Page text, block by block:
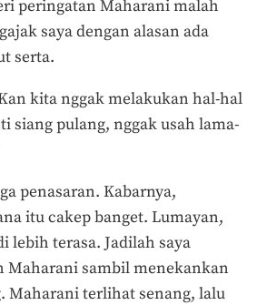
peringatan Maharani malah
saya dengan alasan ada
serta.
kita nggak melakukan hal-hal
siang pulang, nggak usah lama-
penasaran. Kabarnya,
itu cakep banget. Lumayan,
lebih terasa. Jadilah saya
Maharani sambil menekankan
Maharani terlihat senang, lalu